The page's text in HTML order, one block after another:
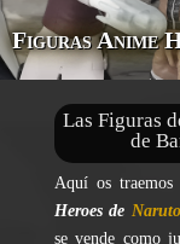
Figuras Anime
Las Figuras
de
Aquí os
Heroes de
se vende como